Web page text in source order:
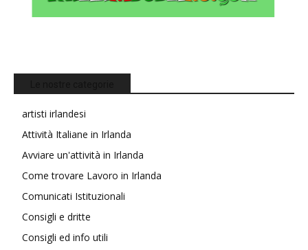
artisti irlandesi
Attività Italiane in Irlanda
Avviare un'attività in Irlanda
Come trovare Lavoro in Irlanda
Comunicati Istituzionali
Consigli e dritte
Consigli ed info utili